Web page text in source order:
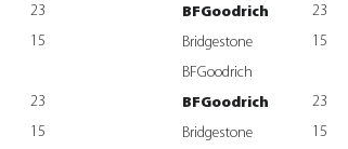
23
15
23
15
BFGoodrich
23
Bridgestone
15
BFGoodrich
BFGoodrich
23
Bridgestone
15